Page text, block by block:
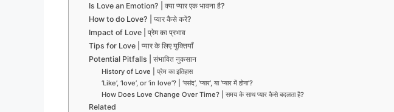
Is Love an Emotion? | क्या प्यार एक भावना है?
How to do Love? | प्यार कैसे करें?
Impact of Love | प्रेम का प्रभाव
Tips for Love | प्यार के लिए युक्तियाँ
Potential Pitfalls | संभावित नुकसान
History of Love | प्रेम का इतिहास
‘Like’, ‘love’, or ‘in love’? | ‘पसंद’, ‘प्यार’, या ‘प्यार में होना’?
How Does Love Change Over Time? | समय के साथ प्यार कैसे बदलता है?
Related